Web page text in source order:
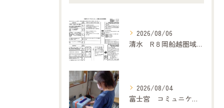
2026/08/06
清水 R８岡船越圏域主任介護支援専門委員連絡会（7月２１日）に参加して
2026/08/04
富士宮 コミュニケーション